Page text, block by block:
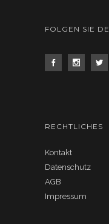
FOLGEN SIE
RECHTLICHES
Kontakt
Datenschutz
AGB
Impressum